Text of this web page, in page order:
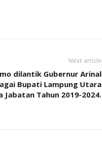
Next article
dilantik Gubernur Arinal
Bupati Lampung Utara
Jabatan Tahun 2019-2024.